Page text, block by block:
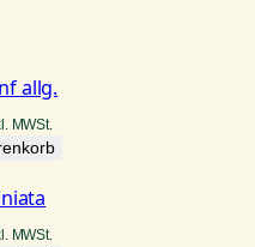
allg.
MWSt.
MWSt.